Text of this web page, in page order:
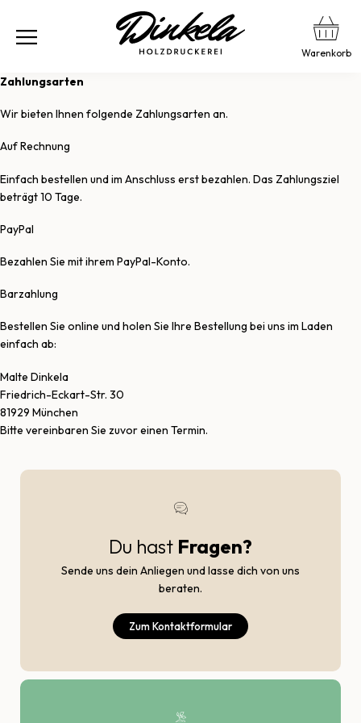
Warenkorb
Zahlungsarten
Wir bieten Ihnen folgende Zahlungsarten an.
Auf Rechnung
Einfach bestellen und im Anschluss erst bezahlen. Das Zahlungsziel
beträgt 10 Tage.
PayPal
Bezahlen Sie mit ihrem PayPal-Konto.
Barzahlung
Bestellen Sie online und holen Sie Ihre Bestellung bei uns im Laden
einfach ab:
Malte Dinkela
Friedrich-Eckart-Str. 30
81929 München
Bitte vereinbaren Sie zuvor einen Termin.
Du hast Fragen?
Sende uns dein Anliegen und lasse dich von uns
beraten.
Zum Kontaktformular